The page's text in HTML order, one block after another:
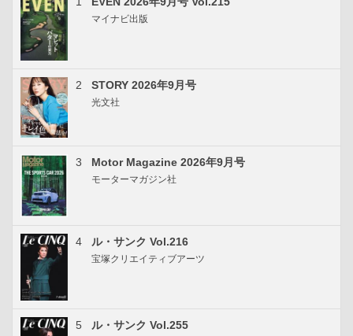
マイナビ出版
2 STORY 2026年9月号
光文社
3 Motor Magazine 2026年9月号
モーターマガジン社
4 ル・サンク Vol.216
宝塚クリエイティブアーツ
5 ル・サンク Vol.255